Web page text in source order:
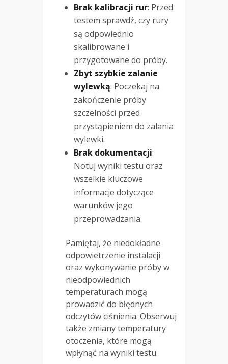
Brak kalibracji rur: Przed
testem sprawdź, czy rury
są odpowiednio
skalibrowane i
przygotowane do próby.
Zbyt szybkie zalanie
wylewką: Poczekaj na
zakończenie próby
szczelności przed
przystąpieniem do zalania
wylewki.
Brak dokumentacji:
Notuj wyniki testu oraz
wszelkie kluczowe
informacje dotyczące
warunków jego
przeprowadzania.
Pamiętaj, że niedokładne
odpowietrzenie instalacji
oraz wykonywanie próby w
nieodpowiednich
temperaturach mogą
prowadzić do błędnych
odczytów ciśnienia. Obserwuj
także zmiany temperatury
otoczenia, które mogą
wpłynąć na wyniki testu.